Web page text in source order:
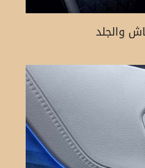
والجلد